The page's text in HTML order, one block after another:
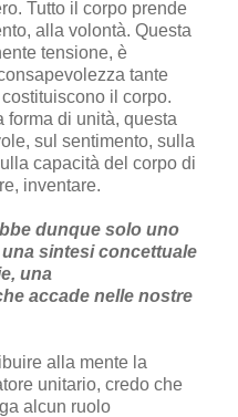
Tutto il corpo prende
alla volontà. Questa
tensione, è
tante
il corpo.
forma di unità, questa
sul sentimento, sulla
capacità del corpo di
inventare.
dunque solo uno
sintesi concettuale
una
accade nelle nostre
alla mente la
unitario, credo che
alcun ruolo